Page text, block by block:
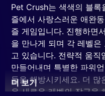
Pet Crush는 색색의 블록
즐에서 사랑스러운 애완
즐 게임입니다. 진행하면
을 만나게 되며 각 레벨은
고 있습니다. 전략적 움
만들어내며 특별한 파워
들을 해방시키세요. 더 많
운 새로운 레벨의 잠금을
더 보기